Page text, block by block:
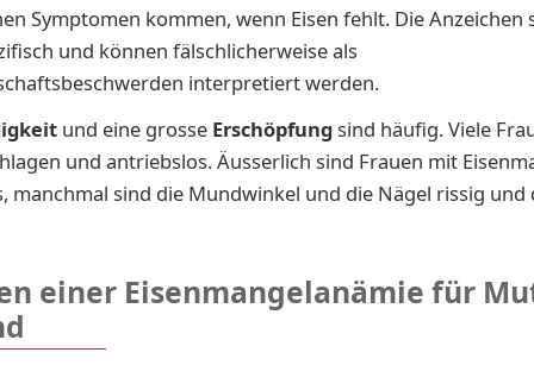
Symptomen kommen, wenn Eisen fehlt. Die Anzeichen
und können fälschlicherweise als
interpretiert werden.
und eine grosse Erschöpfungsind häufig. Viele
und antriebslos. Äusserlich sind Frauen mit
manchmal sind die Mundwinkel und die Nägel rissig und
einer Eisenmangelanämie für